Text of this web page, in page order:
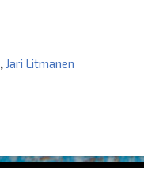
, Jari Litmanen